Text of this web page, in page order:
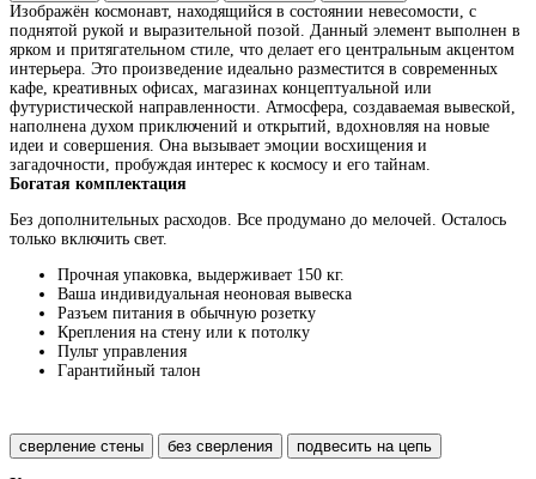
Изображён космонавт, находящийся в состоянии невесомости, с
поднятой рукой и выразительной позой. Данный элемент выполнен в
ярком и притягательном стиле, что делает его центральным акцентом
интерьера. Это произведение идеально разместится в современных
кафе, креативных офисах, магазинах концептуальной или
футуристической направленности. Атмосфера, создаваемая вывеской,
наполнена духом приключений и открытий, вдохновляя на новые
идеи и совершения. Она вызывает эмоции восхищения и
загадочности, пробуждая интерес к космосу и его тайнам.
Богатая комплектация
Без дополнительных расходов. Все продумано до мелочей. Осталось
только включить свет.
Прочная упаковка, выдерживает 150 кг.
Ваша индивидуальная неоновая вывеска
Разъем питания в обычную розетку
Крепления на стену или к потолку
Пульт управления
Гарантийный талон
сверление стены без сверления подвесить на цепь